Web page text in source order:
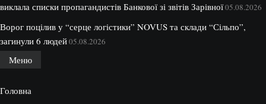
виклала списки пропагандистів Банкової зі звітів Зарівної05.08.2026
Ворог поцілив у “серце логістики” NOVUS та склади “Сільпо”,
загинули 6 людей05.08.2026
Меню
Головна